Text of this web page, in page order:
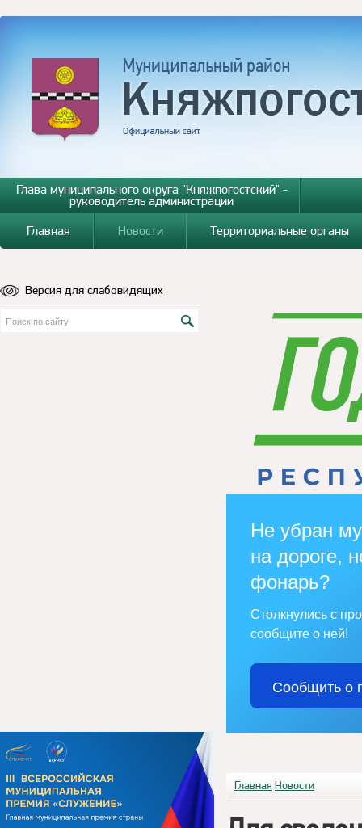
Глава муниципального округа "Княжпогостский" -
руководитель администрации
Главная
Новости Территориальные органы
Версия для слабовидящих
Не убран
на дороге,
фонарь?
Столкнулись с
сообщите о ней!
Сообщить о
Главная Новости